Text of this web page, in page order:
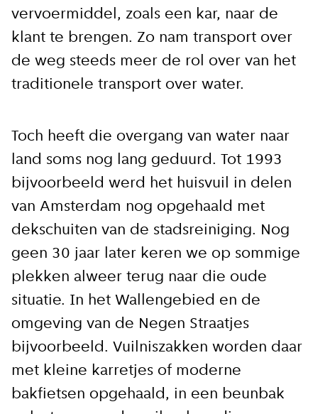
Meld je aan voor onze
update
vervoermiddel, zoals een kar, naar de
klant te brengen. Zo nam transport over
de weg steeds meer de rol over van het
traditionele transport over water.
Toch heeft die overgang van water naar
land soms nog lang geduurd. Tot 1993
bijvoorbeeld werd het huisvuil in delen
van Amsterdam nog opgehaald met
dekschuiten van de stadsreiniging. Nog
geen 30 jaar later keren we op sommige
plekken alweer terug naar die oude
situatie. In het Wallengebied en de
omgeving van de Negen Straatjes
bijvoorbeeld. Vuilniszakken worden daar
met kleine karretjes of moderne
bakfietsen opgehaald, in een beunbak